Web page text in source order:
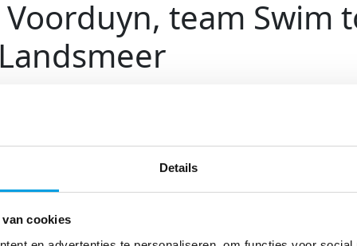
Details
cookies
team Swim
Voorduyn. Met je gezin:
- de andere is net uit huis
je inwoner van Landsmeer.
in de organisatie te
om een benefiet